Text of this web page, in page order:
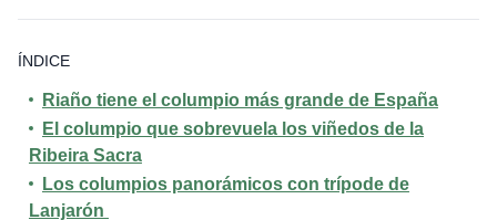
ÍNDICE
Riaño tiene el columpio más grande de España
El columpio que sobrevuela los viñedos de la
Ribeira Sacra
Los columpios panorámicos con trípode de
Lanjarón